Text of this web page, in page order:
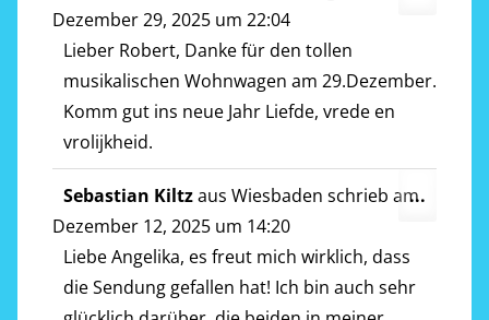
Dezember 29, 2025 um 22:04
Lieber Robert, Danke für den tollen
musikalischen Wohnwagen am 29.Dezember.
Komm gut ins neue Jahr Liefde, vrede en
vrolijkheid.
Sebastian Kiltzaus Wiesbaden schrieb am
Dezember 12, 2025 um 14:20
Liebe Angelika, es freut mich wirklich, dass
die Sendung gefallen hat! Ich bin auch sehr
...